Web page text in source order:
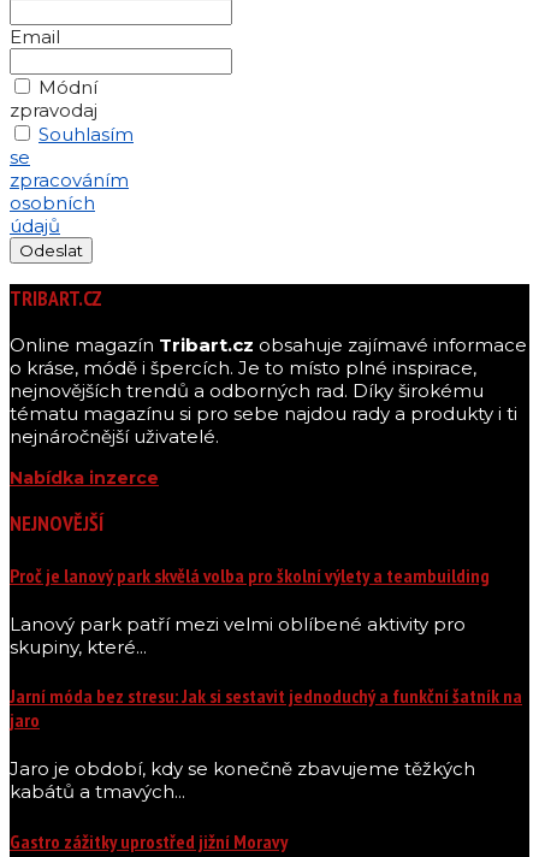
Email
Módní
zpravodaj
Souhlasím
se
zpracováním
osobních
údajů
TRIBART.CZ
Online magazín Tribart.cz obsahuje zajímavé informace
o kráse, módě i špercích. Je to místo plné inspirace,
nejnovějších trendů a odborných rad. Díky širokému
tématu magazínu si pro sebe najdou rady a produkty i ti
nejnáročnější uživatelé.
Nabídka inzerce
NEJNOVĚJŠÍ
Proč je lanový park skvělá volba pro školní výlety a teambuilding
Lanový park patří mezi velmi oblíbené aktivity pro
skupiny, které...
Jarní móda bez stresu: Jak si sestavit jednoduchý a funkční šatník na
jaro
Jaro je období, kdy se konečně zbavujeme těžkých
kabátů a tmavých...
Gastro zážitky uprostřed jižní Moravy